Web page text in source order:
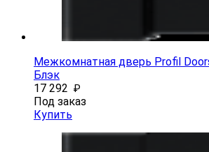
Межкомнатная дверь Profil
Блэк
17 292 ₽
Под заказ
Купить